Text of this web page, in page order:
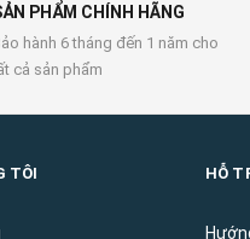
PHẨM CHÍNH HÃNG
hành 6 tháng đến 1 năm cho
cả sản phẩm
TÔI HỖ